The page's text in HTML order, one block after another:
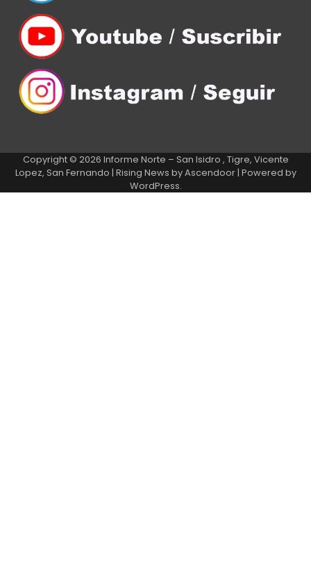
Copyright © 2026 Informe Norte – San Isidro , Tigre, Vicente
Lopez, San Fernando | Rising News byAscendoor| Powered by
WordPress.